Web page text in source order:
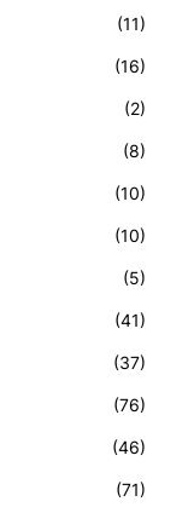
(11)
(16)
(2)
(8)
(10)
(10)
(5)
(41)
(37)
(76)
(46)
(71)